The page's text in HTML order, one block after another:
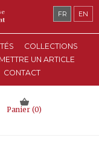
COLLECTIONS
UN ARTICLE
CONTACT
Panier (0)
FR EN